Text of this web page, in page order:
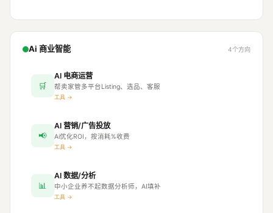
Ai 商业智能 4个方向
🛒
AI 电商运营
帮卖家管多平台Listing、选品、客服
工具 →
📢
AI 营销/广告投放
Ai优化ROI，按消耗%收费
工具 →
📊
AI 数据/分析
中小企业养不起数据分析师，AI填补
工具 →